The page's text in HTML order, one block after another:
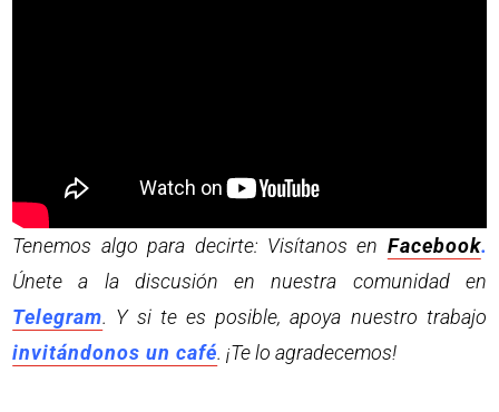
Tenemos algo para decirte: Visítanos en Facebook.
Únete a la discusión en nuestra comunidad en
Telegram. Y si te es posible, apoya nuestro trabajo
invitándonos un café. ¡Te lo agradecemos!